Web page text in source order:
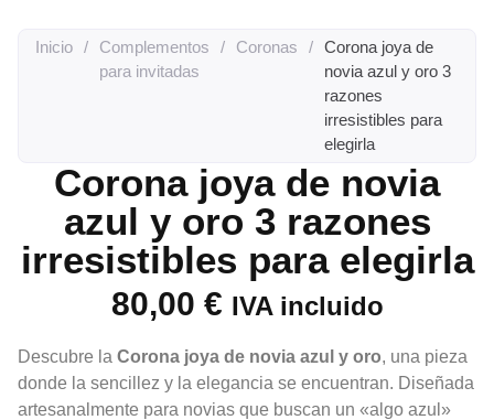
Inicio /
Complementos
para invitadas
/ Coronas / Corona joya de
novia azul y oro 3
razones
irresistibles para
elegirla
Corona joya de novia
azul y oro 3 razones
irresistibles para elegirla
80,00 € IVA incluido
Descubre la Corona joya de novia azul y oro, una pieza
donde la sencillez y la elegancia se encuentran. Diseñada
artesanalmente para novias que buscan un «algo azul»